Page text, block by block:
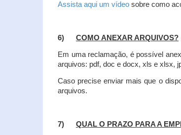
Assista aqui um vídeo sobre como
6) COMO ANEXAR ARQUIVOS?
Em uma reclamação, é possível
arquivos: pdf, doc e docx, xls e xlsx,
Caso precise enviar mais que o
arquivos.
7) QUAL O PRAZO PARA A